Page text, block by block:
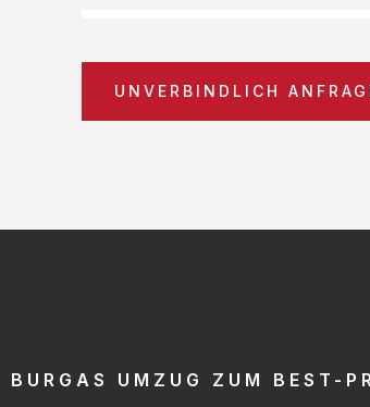
UNVERBINDLICH
BURGAS UMZUG ZUM BEST-